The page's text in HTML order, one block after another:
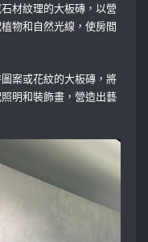
材紋理的大板磚，以營
物和自然光線，使房間
案或花紋的大板磚，將
明和裝飾畫，營造出藝